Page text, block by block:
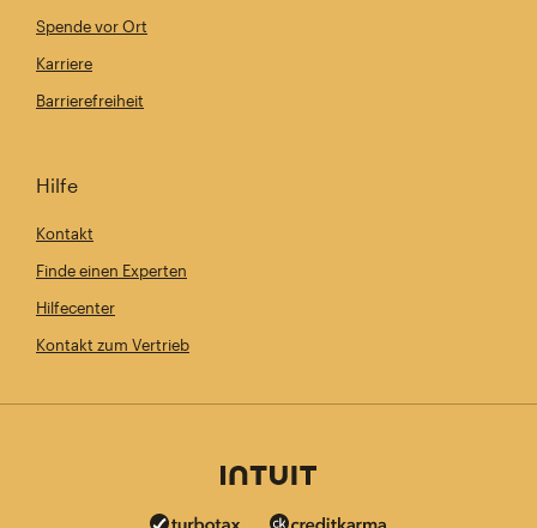
Spende vor Ort
Karriere
Barrierefreiheit
Hilfe
Kontakt
Finde einen Experten
Hilfecenter
Kontakt zum Vertrieb